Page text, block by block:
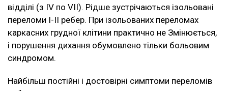
відділі (з IV по VII). Рідше зустрічаються ізольовані
переломи I-II ребер. При ізольованих переломах
каркасних грудної клітини практично не Змінюється,
і порушення дихання обумовлено тільки больовим
синдромом.
Найбільш постійні і достовірні симптоми переломів